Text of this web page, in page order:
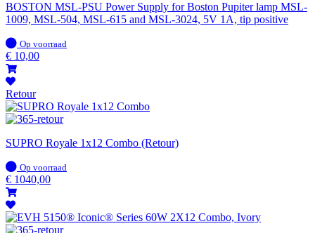
BOSTON MSL-PSU Power Supply for Boston Pupiter lamp MSL-
1009, MSL-504, MSL-615 and MSL-3024, 5V 1A, tip positive
Op
voorraad
Op voorraad
€ 10,00
Retour
SUPRO Royale 1x12 Combo (Retour)
Op
voorraad
Op voorraad
€ 1040,00